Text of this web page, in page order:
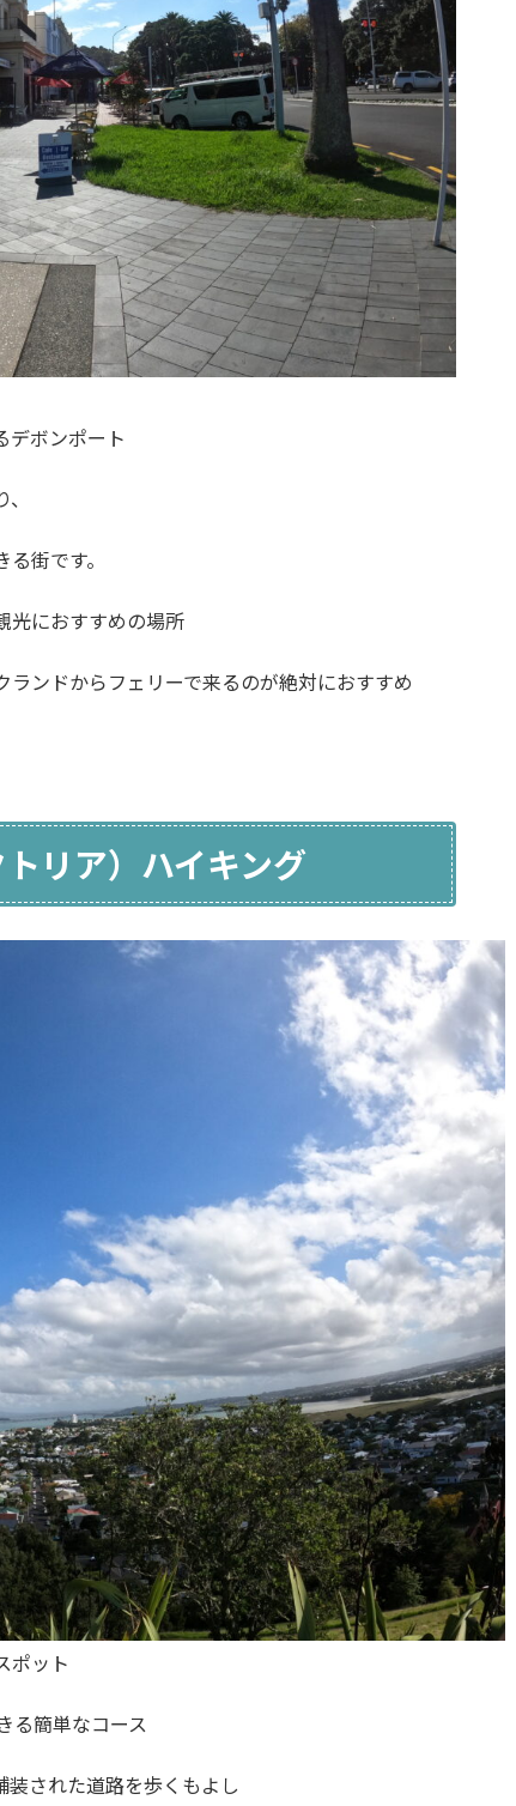
デボンポート
街です。
光におすすめの場所
ンドからフェリーで来るのが絶対におすすめ
リア）ハイキング
ポット
る簡単なコース
された道路を歩くもよし